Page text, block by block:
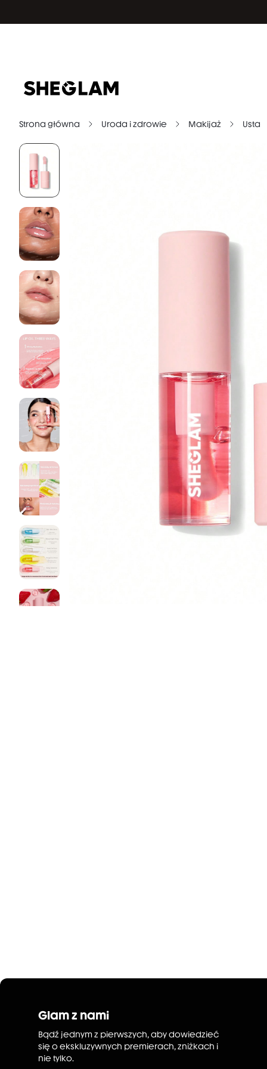
Strona główna Uroda i zdrowie Makijaż Usta
Glam z nami
Bądź jednym z pierwszych, aby dowiedzieć
się o ekskluzywnych premierach, zniżkach i
nie tylko.